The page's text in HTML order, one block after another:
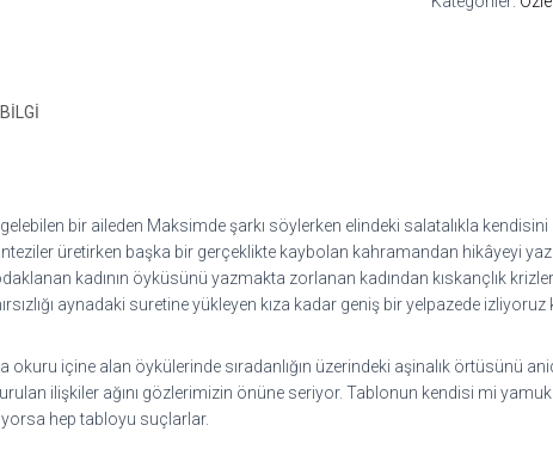
bir aileden Maksimde şarkı söylerken elindeki salatalıkla
üretirken başka bir gerçeklikte kaybolan kahramandan hikâyeyi
kadının öyküsünü yazmakta zorlanan kadından kıskançlık
aynadaki suretine yükleyen kıza kadar geniş bir yelpazede
içine alan öykülerinde sıradanlığın üzerindeki aşinalık örtüsünü
ilişkiler ağını gözlerimizin önüne seriyor. Tablonun kendisi mi
hep tabloyu suçlarlar.